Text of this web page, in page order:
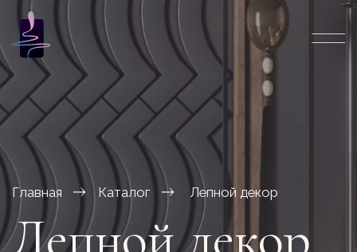
Лепной декор
Лепной декор
Главная Каталог